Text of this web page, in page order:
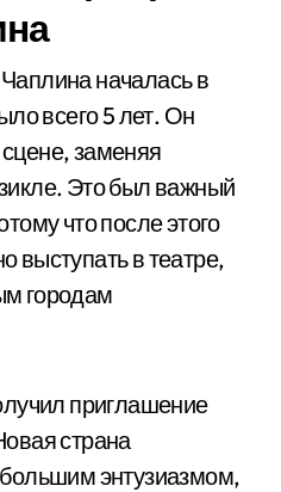
началась в
всего 5 лет. Он
заменяя
Это был важный
что после этого
выступать в театре,
городам
приглашение
страна
большим энтузиазмом,